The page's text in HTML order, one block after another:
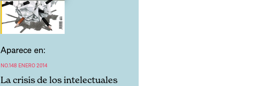
Aparece en:
NO.148 ENERO 2014
La crisis de los intelectuales